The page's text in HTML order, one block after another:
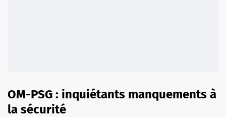
OM-PSG : inquiétants manquements à
la sécurité